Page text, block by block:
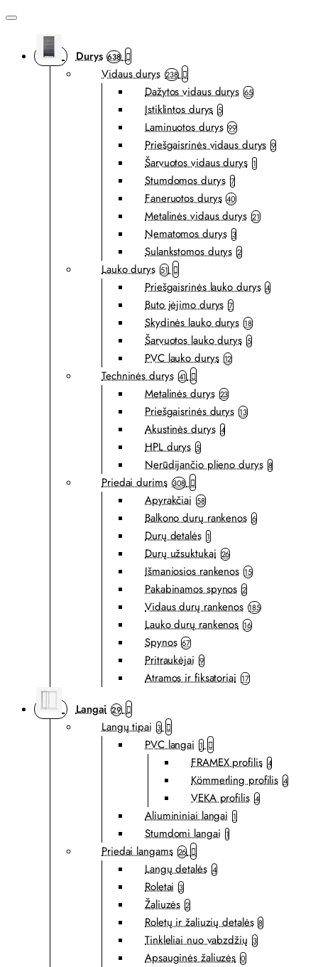
Durys 638
Vidaus durys 238
Dažytos vidaus durys 65
Įstiklintos durys 5
Laminuotos durys 99
Priešgaisrinės vidaus durys 9
Šarvuotos vidaus durys 1
Stumdomos durys 7
Faneruotos durys 40
Metalinės vidaus durys 21
Nematomos durys 3
Sulankstomos durys 2
Lauko durys 51
Priešgaisrinės lauko durys 4
Buto įėjimo durys 7
Skydinės lauko durys 18
Šarvuotos lauko durys 5
PVC lauko durys 12
Techninės durys 41
Metalinės durys 23
Priešgaisrinės durys 13
Akustinės durys 4
HPL durys 5
Nerūdijančio plieno durys 8
Priedai durims 308
Apyrakčiai 58
Balkono durų rankenos 6
Durų detalės 1
Durų užsuktukai 26
Išmaniosios rankenos 15
Pakabinamos spynos 2
Vidaus durų rankenos 185
Lauko durų rankenos 16
Spynos 67
Pritraukėjai 9
Atramos ir fiksatoriai 17
Langai 29
Langų tipai 3
PVC langai 1
FRAMEX profilis 4
Kömmerling profilis 4
VEKA profilis 4
Aliumininiai langai 1
Stumdomi langai 1
Priedai langams 26
Langų detalės 4
Roletai 3
Žaliuzės 2
Roletų ir žaliuzių detalės 8
Tinkleliai nuo vabzdžių 3
Apsauginės žaliuzės 0